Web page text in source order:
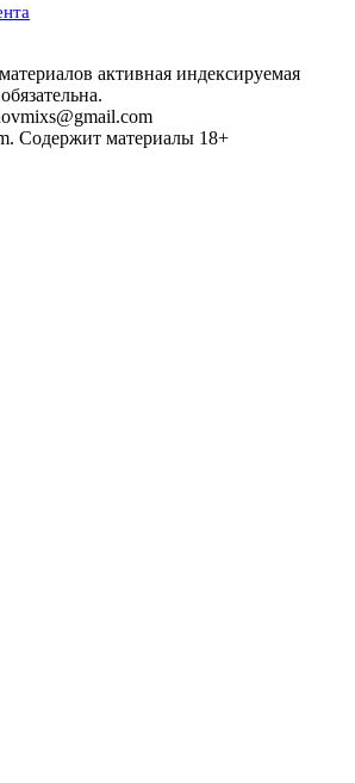
активная индексируемая
Содержит материалы 18+